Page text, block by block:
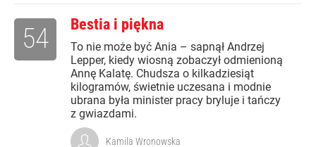
Bestia i piękna
To nie może być Ania – sapnął Andrzej
Lepper, kiedy wiosną zobaczył odmienioną
Annę Kalatę. Chudsza o kilkadziesiąt
kilogramów, świetnie uczesana i modnie
ubrana była minister pracy bryluje i tańczy
z gwiazdami.
54
Kamila Wronowska